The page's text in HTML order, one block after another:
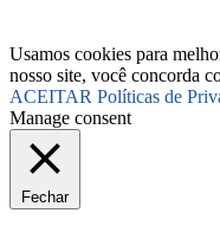
Usamos cookies para
nosso site, você concorda
ACEITAR Políticas de
Manage consent
Fechar